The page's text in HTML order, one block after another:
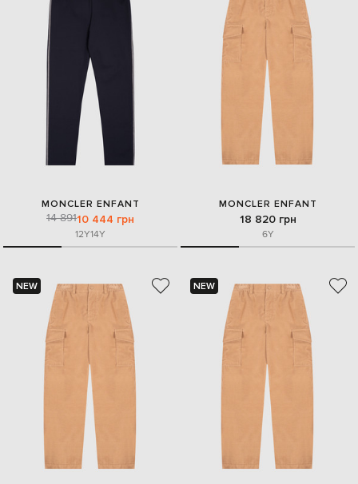
MONCLER ENFANT
14 89110 444 грн
12Y14Y
MONCLER ENFANT
18 820 грн
6Y
NEW NEW